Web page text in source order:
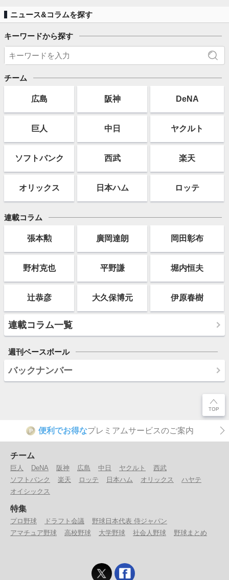
ニュース&コラムを探す
キーワードから探す
チーム
広島 阪神 DeNA
巨人 中日 ヤクルト
ソフトバンク 西武 楽天
オリックス 日本ハム ロッテ
連載コラム
張本勲 廣岡達朗 岡田彰布
野村克也 平野謙 堀内恒夫
辻恭彦 大久保博元 伊原春樹
連載コラム一覧
週刊ベースボール
バックナンバー
P 便利でお得なプレミアムサービスのご案内
チーム
巨人 DeNA 阪神 広島 中日 ヤクルト
西武
ソフトバンク
楽天 ロッテ 日本ハム オリックス
ハヤテ
オイシックス
特集
プロ野球 ドラフト会議
野球日本代表 侍ジャパン
アマチュア野球
高校野球 大学野球 社会人野球 野球まとめ